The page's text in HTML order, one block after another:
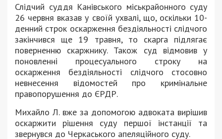
Слідчий суддя Канівського міськрайонного суду
26 червня вказав у своїй ухвалі, що, оскільки 10-
денний строк оскарження бездіяльності слідчого
закінчився ще 19 травня, то скарга підлягає
поверненню скаржнику. Також суд відмовив у
поновленні процесуального строку на
оскарження бездіяльності слідчого стосовно
невнесення відомостей про кримінальне
правопорушення до ЄРДР.
Михайло Л. вже за допомогою адвоката вирішив
оскаржити рішення суду першої інстанції та
звернувся до Черкаського апеляційного суду.